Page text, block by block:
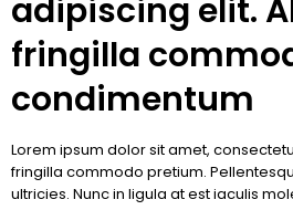
adipiscing elit.
fringilla
condimentum
Lorem ipsum dolor sit amet,
fringilla commodo pretium.
ultricies. Nunc in ligula at est iaculis